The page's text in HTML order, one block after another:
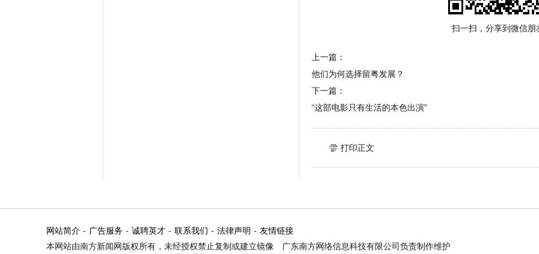
扫一扫，分享到微信朋
上一篇：
他们为何选择留粤发展？
下一篇：
“这部电影只有生活的本色出演”
打印正文
网站简介 - 广告服务 - 诚聘英才 - 联系我们 - 法律声明 - 友情链接
本网站由南方新闻网版权所有，未经授权禁止复制或建立镜像 广东南方网络信息科技有限公司负责制作维护